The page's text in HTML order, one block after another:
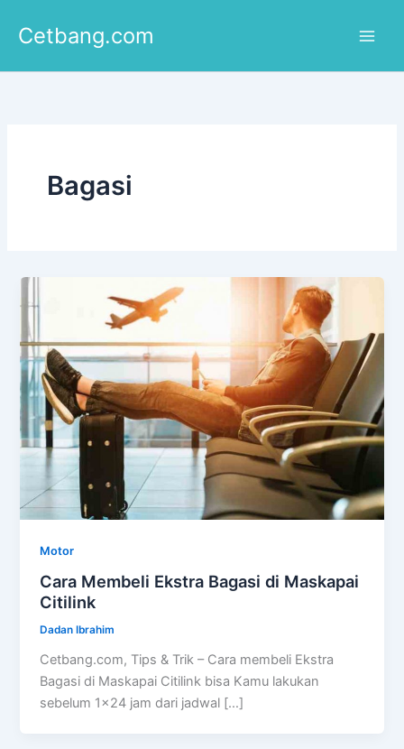
Cetbang.com
Bagasi
Motor
Cara Membeli Ekstra Bagasi di Maskapai
Citilink
Dadan Ibrahim
Cetbang.com, Tips & Trik – Cara membeli Ekstra
Bagasi di Maskapai Citilink bisa Kamu lakukan
sebelum 1×24 jam dari jadwal […]